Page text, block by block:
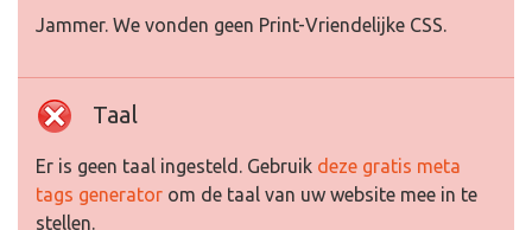
Jammer. We vonden geen Print-Vriendelijke CSS.
Taal
Er is geen taal ingesteld. Gebruik deze gratis meta
tags generator om de taal van uw website mee in te
stellen.